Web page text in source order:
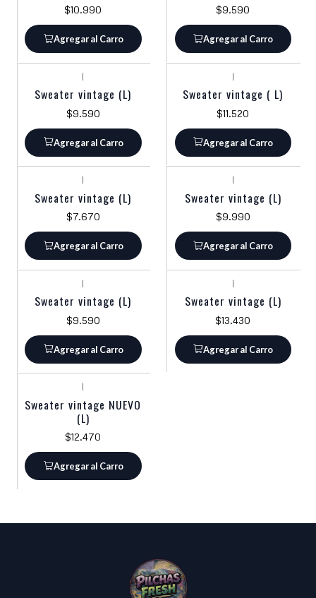
$10.990
Agregar al Carro
$9.590
Agregar al Carro
|
Sweater vintage (L)
$9.590
Agregar al Carro
|
Sweater vintage ( L)
$11.520
Agregar al Carro
|
Sweater vintage (L)
$7.670
Agregar al Carro
|
Sweater vintage (L)
$9.990
Agregar al Carro
|
Sweater vintage (L)
$9.590
Agregar al Carro
|
Sweater vintage (L)
$13.430
Agregar al Carro
|
Sweater vintage NUEVO
(L)
$12.470
Agregar al Carro